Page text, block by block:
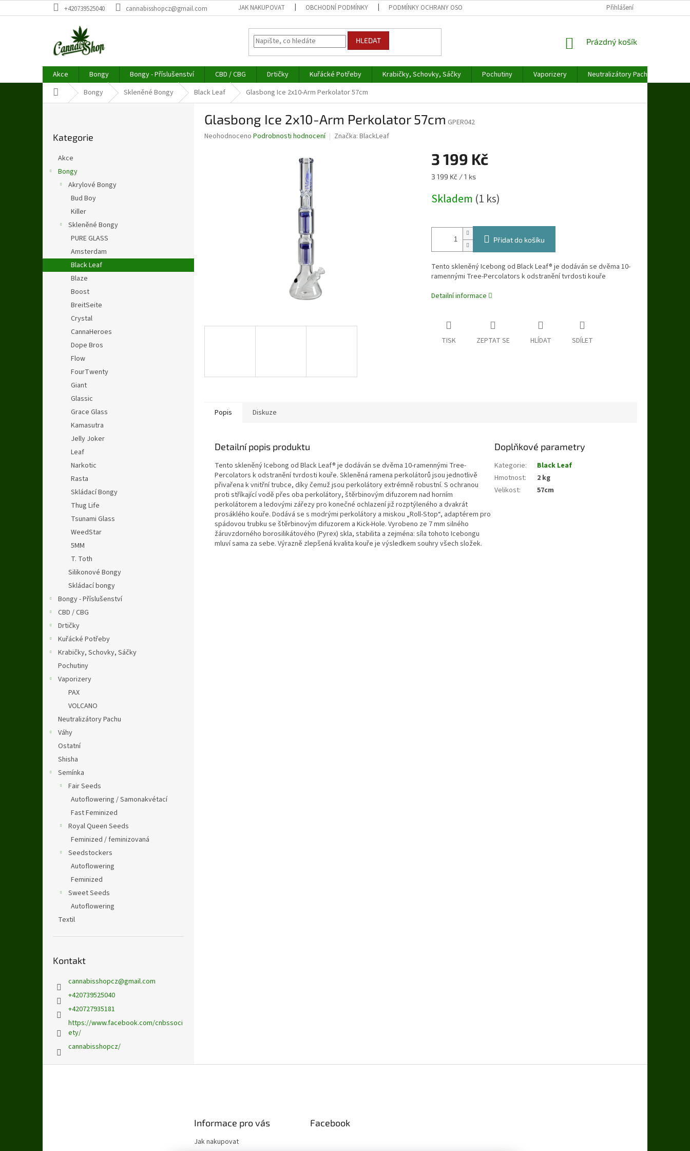
na
+420739525040 cannabisshopcz@gmail.com JAK NAKUPOVAT OBCHODNÍ PODMÍNKY PODMÍNKY OCHRANY OSOBNÍCH ÚDAJŮ Přihlášení
HLEDAT
NÁKUPNÍ
Prázdný košík
Akce Bongy Bongy - Příslušenství CBD / CBG Drtičky Kuřácké Potřeby Krabičky, Schovky, Sáčky Pochutiny Vaporizery Neutralizátory Pachu
Domů Bongy Skleněné Bongy Black Leaf Glasbong Ice 2x10-Arm Perkolator 57cm
l
kategorie
Kategorie
Akce
Bongy
Akrylové Bongy
Bud Boy
Killer
Skleněné Bongy
PURE GLASS
Amsterdam
Black Leaf
Blaze
Boost
BreitSeite
Crystal
CannaHeroes
Dope Bros
Flow
FourTwenty
Giant
Glassic
Grace Glass
Kamasutra
Jelly Joker
Leaf
Narkotic
Rasta
Skládací Bongy
Thug Life
Tsunami Glass
WeedStar
5MM
T. Toth
Silikonové Bongy
Skládací bongy
Bongy - Příslušenství
CBD / CBG
Drtičky
Kuřácké Potřeby
Krabičky, Schovky, Sáčky
Pochutiny
Vaporizery
PAX
VOLCANO
Neutralizátory Pachu
Váhy
Ostatní
Shisha
Semínka
Fair Seeds
Autoflowering / Samonakvétací
Fast Feminized
Royal Queen Seeds
Feminized / feminizovaná
Seedstockers
Autoflowering
Feminized
Sweet Seeds
Autoflowering
Textil
Kontakt
cannabisshopcz@gmail.com
+420739525040
+420727935181
https://www.facebook.com/cnbssoci
ety/
cannabisshopcz/
Glasbong Ice 2x10-Arm Perkolator 57cm GPER042
Průměrné
Neohodnoceno Podrobnosti hodnocení Značka: BlackLeaf
3 199 Kč
Měrná
3 199 Kč / 1 ks
Skladem (1 ks)
Přidat do košíku
Tento skleněný Icebong od Black Leaf® je dodáván se dvěma 10-
ramennými Tree-Percolators k odstranění tvrdosti kouře
Detailní informace
TISK ZEPTAT SE HLÍDAT SDÍLET
Popis Diskuze
Detailní popis produktu
Tento skleněný Icebong od Black Leaf® je dodáván se dvěma 10-ramennými Tree-
Percolators k odstranění tvrdosti kouře. Skleněná ramena perkolátorů jsou jednotlivě
přivařena k vnitřní trubce, díky čemuž jsou perkolátory extrémně robustní. S ochranou
proti stříkající vodě přes oba perkolátory, štěrbinovým difuzorem nad horním
perkolátorem a ledovými zářezy pro konečné ochlazení již rozptýleného a dvakrát
prosáklého kouře. Dodává se s modrými perkolátory a miskou „Roll-Stop“, adaptérem pro
spádovou trubku se štěrbinovým difuzorem a Kick-Hole. Vyrobeno ze 7 mm silného
žáruvzdorného borosilikátového (Pyrex) skla, stabilita a zejména: síla tohoto Icebongu
mluví sama za sebe. Výrazně zlepšená kvalita kouře je výsledkem souhry všech složek.
Doplňkové parametry
Kategorie:
Black Leaf
Hmotnost:
2 kg
Velikost: 57cm
Informace pro vás
Jak nakupovat
Facebook